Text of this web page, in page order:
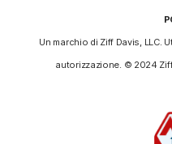
Un marchio di Ziff Davis, LLC.
autorizzazione. © 2024